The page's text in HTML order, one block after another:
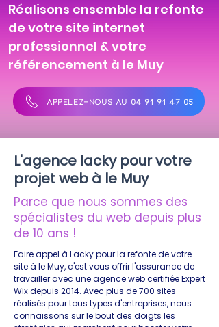
Réalisons ensemble la refonte
de votre site internet
professionnel & votre
référencement à le Muy
APPELEZ-NOUS AU 04 91 91 47 05
L'agence lacky pour votre
projet web à le Muy
Parce que nous sommes des
spécialistes du web depuis plus
de 10 ans !
Faire appel à Lacky pour la refonte de votre
site à le Muy, c'est vous offrir l'assurance de
travailler avec une agence web certifiée Expert
Wix depuis 2014. Avec plus de 700 sites
réalisés pour tous types d'entreprises, nous
connaissons sur le bout des doigts les